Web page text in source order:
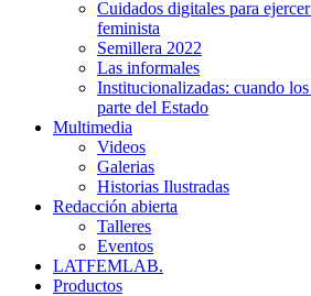
Cuidados digitales para
feminista
Semillera 2022
Las informales
Institucionalizadas: cuando
parte del Estado
Multimedia
Videos
Galerias
Historias Ilustradas
Redacción abierta
Talleres
Eventos
LATFEMLAB.
Productos